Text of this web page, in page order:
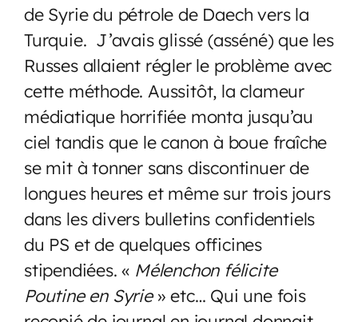
de Syrie du pétrole de Daech vers la
Turquie. J’avais glissé (asséné) que les
Russes allaient régler le problème avec
cette méthode. Aussitôt, la clameur
médiatique horrifiée monta jusqu’au
ciel tandis que le canon à boue fraîche
se mit à tonner sans discontinuer de
longues heures et même sur trois jours
dans les divers bulletins confidentiels
du PS et de quelques officines
stipendiées. « Mélenchon félicite
Poutine en Syrie» etc… Qui une fois